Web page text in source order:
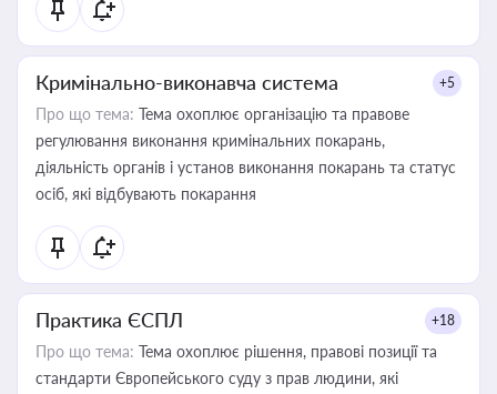
Кримінально-виконавча система +5
Про що тема: Тема охоплює організацію та правове
регулювання виконання кримінальних покарань,
діяльність органів і установ виконання покарань та статус
осіб, які відбувають покарання
Практика ЄСПЛ +18
Про що тема: Тема охоплює рішення, правові позиції та
стандарти Європейського суду з прав людини, які